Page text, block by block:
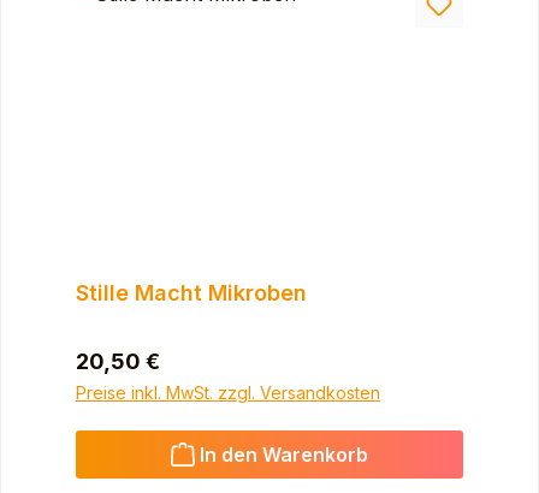
Stille Macht Mikroben
Regulärer Preis:
20,50 €
Preise inkl. MwSt. zzgl. Versandkosten
In den Warenkorb